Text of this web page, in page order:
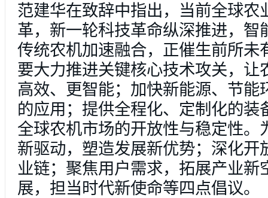
范建华在致辞中指出，当前全球农
革，新一轮科技革命纵深推进，智
传统农机加速融合，正催生前所未
要大力推进关键核心技术攻关，让
高效、更智能；加快新能源、节能
的应用；提供全程化、定制化的装
全球农机市场的开放性与稳定性。
新驱动，塑造发展新优势；深化开
业链；聚焦用户需求，拓展产业新
展，担当时代新使命等四点倡议。